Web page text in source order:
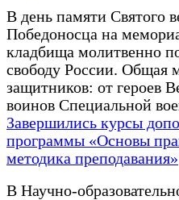
В день памяти Святого
Победоносца на
кладбища молитвенно
свободу России. Общая
защитников: от героев
воинов Специальной
Завершились курсы
программы «Основы
методика преподавания»
В Научно-